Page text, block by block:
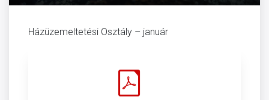
Házüzemeltetési Osztály – január